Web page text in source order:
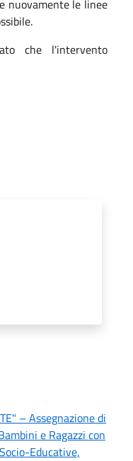
nuovamente le linee
che l'intervento
– Assegnazione di
e Ragazzi con
Educative,